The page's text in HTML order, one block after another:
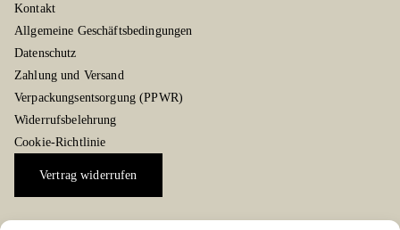
Kontakt
Allgemeine Geschäftsbedingungen
Datenschutz
Zahlung und Versand
Verpackungsentsorgung (PPWR)
Widerrufsbelehrung
Cookie-Richtlinie
Vertrag widerrufen